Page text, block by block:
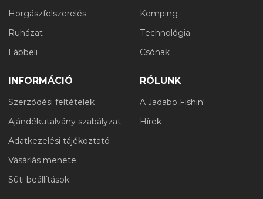
Horgászfelszerelés
Ruházat
Lábbeli
Kemping
Technológia
Csónak
INFORMÁCIÓ
Szerződési feltételek
Ajándékutalvány szabályzat
Adatkezelési tájékoztató
Vásárlás menete
Süti beállítások
RÓLUNK
A Jadabo Fishin'
Hírek